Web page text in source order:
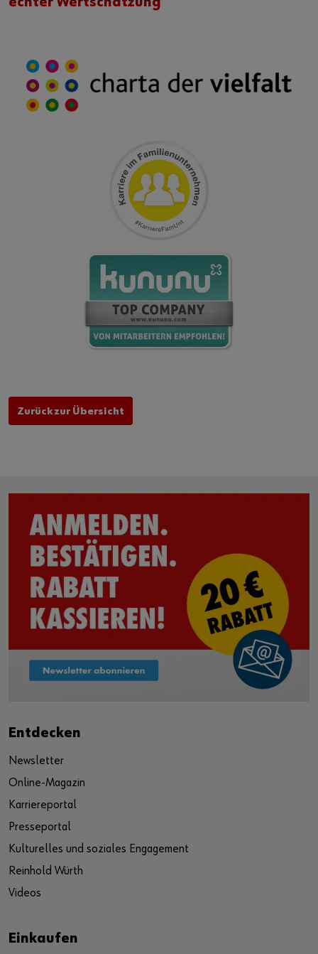
Zurück zur Übersicht
Entdecken
Newsletter
Online-Magazin
Karriereportal
Presseportal
Kulturelles und soziales Engagement
Reinhold Würth
Videos
Einkaufen